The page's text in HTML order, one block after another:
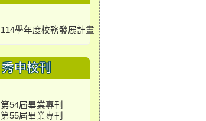
114學年度校務發展計畫
秀中校刊
第54屆畢業專刊
第55屆畢業專刊